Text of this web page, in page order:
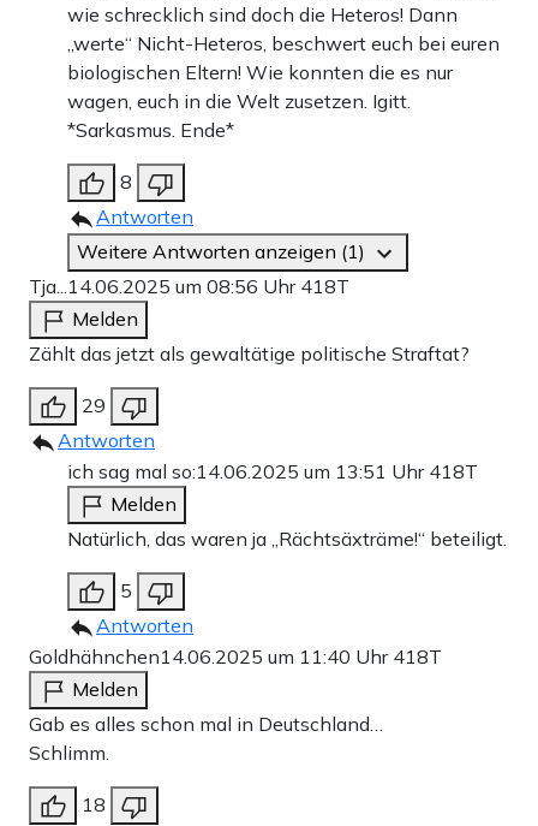
wie schrecklich sind doch die Heteros! Dann
„werte“ Nicht-Heteros, beschwert euch bei euren
biologischen Eltern! Wie konnten die es nur
wagen, euch in die Welt zusetzen. Igitt.
*Sarkasmus. Ende*
8
Antworten
Weitere Antworten anzeigen (1)
Tja...14.06.2025 um 08:56 Uhr 418T
Melden
Zählt das jetzt als gewaltätige politische Straftat?
29
Antworten
ich sag mal so:14.06.2025 um 13:51 Uhr 418T
Melden
Natürlich, das waren ja „Rächtsäxträme!“ beteiligt.
5
Antworten
Goldhähnchen14.06.2025 um 11:40 Uhr 418T
Melden
Gab es alles schon mal in Deutschland…
Schlimm.
18